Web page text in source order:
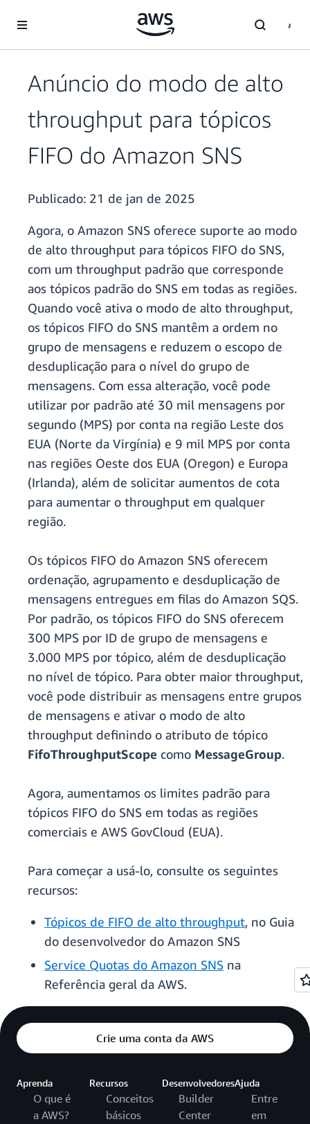
Pular para o conteúdo principal
Anúncio do modo de alto
throughput para tópicos
FIFO do Amazon SNS
Publicado: 21 de jan de 2025
Agora, o Amazon SNS oferece suporte ao modo
de alto throughput para tópicos FIFO do SNS,
com um throughput padrão que corresponde
aos tópicos padrão do SNS em todas as regiões.
Quando você ativa o modo de alto throughput,
os tópicos FIFO do SNS mantêm a ordem no
grupo de mensagens e reduzem o escopo de
desduplicação para o nível do grupo de
mensagens. Com essa alteração, você pode
utilizar por padrão até 30 mil mensagens por
segundo (MPS) por conta na região Leste dos
EUA (Norte da Virgínia) e 9 mil MPS por conta
nas regiões Oeste dos EUA (Oregon) e Europa
(Irlanda), além de solicitar aumentos de cota
para aumentar o throughput em qualquer
região.
Os tópicos FIFO do Amazon SNS oferecem
ordenação, agrupamento e desduplicação de
mensagens entregues em filas do Amazon SQS.
Por padrão, os tópicos FIFO do SNS oferecem
300 MPS por ID de grupo de mensagens e
3.000 MPS por tópico, além de desduplicação
no nível de tópico. Para obter maior throughput,
você pode distribuir as mensagens entre grupos
de mensagens e ativar o modo de alto
throughput definindo o atributo de tópico
FifoThroughputScope como MessageGroup.
Agora, aumentamos os limites padrão para
tópicos FIFO do SNS em todas as regiões
comerciais e AWS GovCloud (EUA).
Para começar a usá-lo, consulte os seguintes
recursos:
Tópicos de FIFO de alto throughput, no Guia
do desenvolvedor do Amazon SNS
Service Quotas do Amazon SNS na
Referência geral da AWS.
Crie uma conta da AWS
Aprenda
O que é
a AWS?
Recursos
Conceitos
básicos
Desenvolvedores
Builder
Center
Ajuda
Entre
em